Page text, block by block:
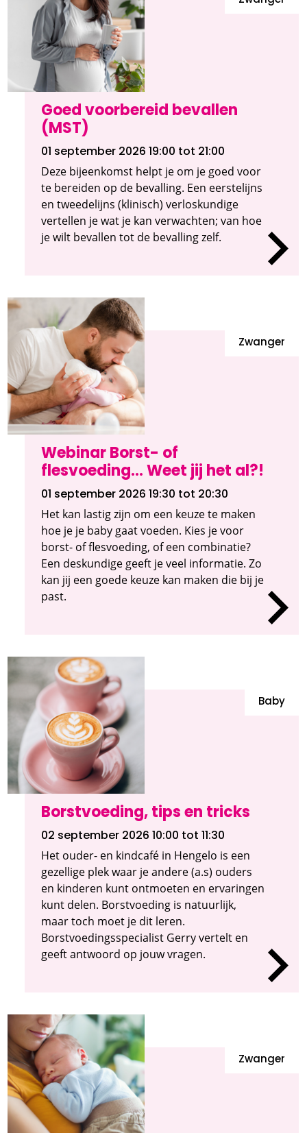
Goed voorbereid bevallen
(MST)
01 september 2026 19:00 tot 21:00
Deze bijeenkomst helpt je om je goed voor
te bereiden op de bevalling. Een eerstelijns
en tweedelijns (klinisch) verloskundige
vertellen je wat je kan verwachten; van hoe
je wilt bevallen tot de bevalling zelf.
Webinar Borst- of
flesvoeding... Weet jij het al?!
Zwanger
01 september 2026 19:30 tot 20:30
Het kan lastig zijn om een keuze te maken
hoe je je baby gaat voeden. Kies je voor
borst- of flesvoeding, of een combinatie?
Een deskundige geeft je veel informatie. Zo
kan jij een goede keuze kan maken die bij je
past.
Borstvoeding, tips en tricks
Baby
02 september 2026 10:00 tot 11:30
Het ouder- en kindcafé in Hengelo is een
gezellige plek waar je andere (a.s) ouders
en kinderen kunt ontmoeten en ervaringen
kunt delen. Borstvoeding is natuurlijk,
maar toch moet je dit leren.
Borstvoedingsspecialist Gerry vertelt en
geeft antwoord op jouw vragen.
Zwanger